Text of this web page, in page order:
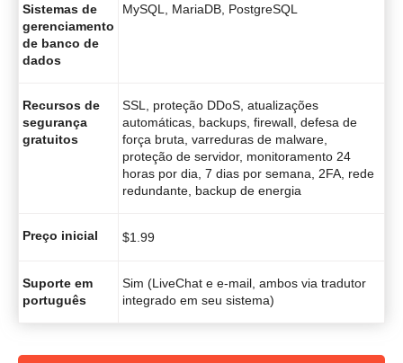
Sistemas de
gerenciamento
de banco de
dados
MySQL, MariaDB, PostgreSQL
Recursos de
segurança
gratuitos
SSL, proteção DDoS, atualizações
automáticas, backups, firewall, defesa de
força bruta, varreduras de malware,
proteção de servidor, monitoramento 24
horas por dia, 7 dias por semana, 2FA, rede
redundante, backup de energia
Preço inicial $1.99
Suporte em
português
Sim (LiveChat e e-mail, ambos via tradutor
integrado em seu sistema)